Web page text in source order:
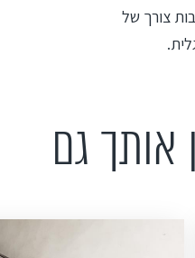
צורך של
אותך גם